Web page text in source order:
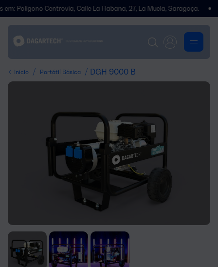
Centrovía, Calle La Habana, 27, La Muela, Saragoça.
Início / Portátil Básica / DGH 9000 B